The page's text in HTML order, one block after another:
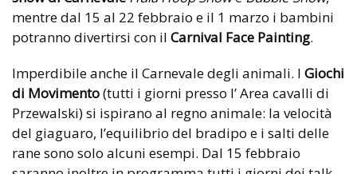
mentre dal 15 al 22 febbraio e il 1 marzo i bambini
potranno divertirsi con il Carnival Face Painting.
Imperdibile anche il Carnevale degli animali. I Giochi
di Movimento(tutti i giorni presso l’ Area cavalli di
Przewalski) si ispirano al regno animale: la velocità
del giaguaro, l’equilibrio del bradipo e i salti delle
rane sono solo alcuni esempi. Dal 15 febbraio